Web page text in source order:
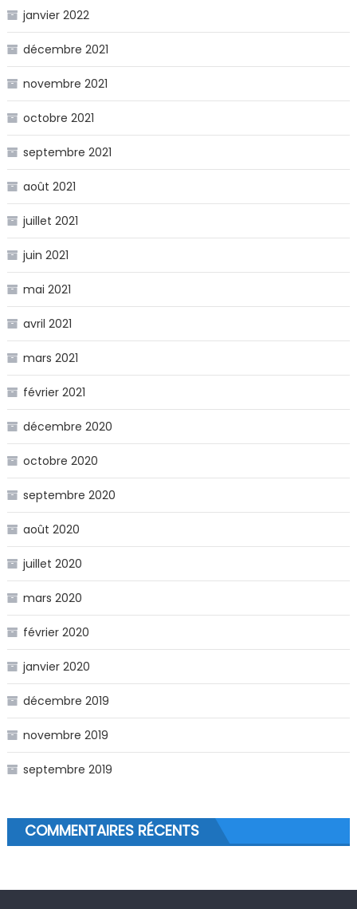
janvier 2022
décembre 2021
novembre 2021
octobre 2021
septembre 2021
août 2021
juillet 2021
juin 2021
mai 2021
avril 2021
mars 2021
février 2021
décembre 2020
octobre 2020
septembre 2020
août 2020
juillet 2020
mars 2020
février 2020
janvier 2020
décembre 2019
novembre 2019
septembre 2019
COMMENTAIRES RÉCENTS